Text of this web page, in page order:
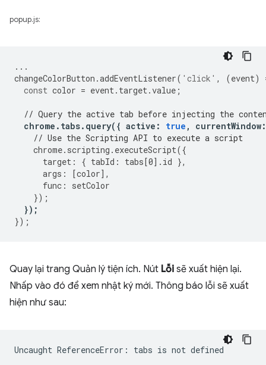
popup.js:
...
changeColorButton .addEventListener( 'click' , (event)
const color = event. target.value ;
// Query the active tab before injecting the
chrome . tabs. query({ active : true , currentWindow:
// Use the Scripting API to execute a script
chrome. scripting . executeScript({
target : { tabId : tabs[0]. id },
args : [color],
func :
setColor
});
});
});
Quay lại trang Quản lý tiện ích. Nút Lỗi sẽ xuất hiện lại.
Nhấp vào đó để xem nhật ký mới. Thông báo lỗi sẽ xuất
hiện như sau: